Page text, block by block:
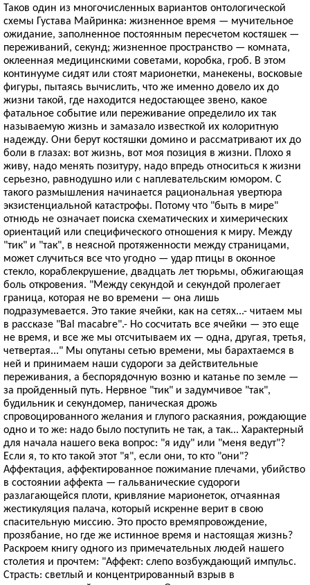
Таков один из многочисленных вариантов онтологической
схемы Густава Майринка: жизненное время — мучительное
ожидание, заполненное постоянным пересчетом костяшек —
переживаний, секунд; жизненное пространство — комната,
оклеенная медицинскими советами, коробка, гроб. В этом
континууме сидят или стоят марионетки, манекены, восковые
фигуры, пытаясь вычислить, что же именно довело их до
жизни такой, где находится недостающее звено, какое
фатальное событие или переживание определило их так
называемую жизнь и замазало известкой их колоритную
надежду. Они берут костяшки домино и рассматривают их до
боли в глазах: вот жизнь, вот моя позиция в жизни. Плохо я
живу, надо менять позитуру, надо впредь относиться к жизни
серьезно, равнодушно или с наплевательским юмором. С
такого размышления начинается рациональная увертюра
экзистенциальной катастрофы. Потому что "быть в мире"
отнюдь не означает поиска схематических и химерических
ориентаций или специфического отношения к миру. Между
"тик" и "так", в неясной протяженности между страницами,
может случиться все что угодно — удар птицы в оконное
стекло, кораблекрушение, двадцать лет тюрьмы, обжигающая
боль откровения. "Между секундой и секундой пролегает
граница, которая не во времени — она лишь
подразумевается. Это такие ячейки, как на сетях...- читаем мы
в рассказе "Bal macabre".- Но сосчитать все ячейки — это еще
не время, и все же мы отсчитываем их — одна, другая, третья,
четвертая..." Мы опутаны сетью времени, мы барахтаемся в
ней и принимаем наши судороги за действительные
переживания, а беспорядочную возню и катанье по земле —
за пройденный путь. Нервное "тик" и задумчивое "так",
будильник и секундомер, паническая дрожь
спровоцированного желания и глупого раскаяния, рождающие
одно и то же: надо было поступить не так, а так... Характерный
для начала нашего века вопрос: "я иду" или "меня ведут"?
Если я, то кто такой этот "я", если они, то кто "они"?
Аффектация, аффектированное пожимание плечами, убийство
в состоянии аффекта — гальванические судороги
разлагающейся плоти, кривляние марионеток, отчаянная
жестикуляция палача, который искренне верит в свою
спасительную миссию. Это просто времяпровождение,
прозябание, но где же истинное время и настоящая жизнь?
Раскроем книгу одного из примечательных людей нашего
столетия и прочтем: "Аффект: слепо возбуждающий импульс.
Страсть: светлый и концентрированный взрыв в